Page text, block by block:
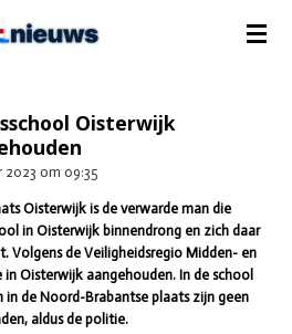
Oisterwijk
2023 om 09:35
Oisterwijk is de verwarde man die
in Oisterwijk binnendrong en zich daar
Volgens de Veiligheidsregio Midden- en
Oisterwijk aangehouden. In de school
in de Noord-Brabantse plaats zijn geen
aldus de politie.